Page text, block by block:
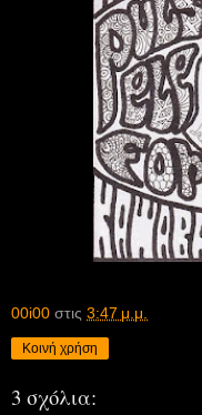
00i00 στις 3:47 μ.μ.
Κοινή χρήση
3 σχόλια: